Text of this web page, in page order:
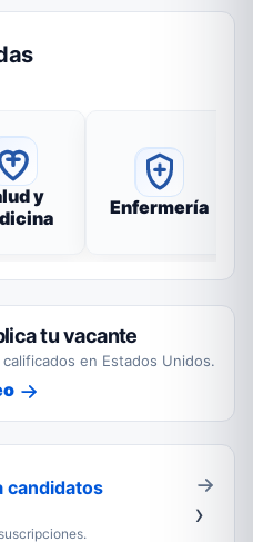
y
Enfermería
tu vacante
en Estados Unidos.
candidatos